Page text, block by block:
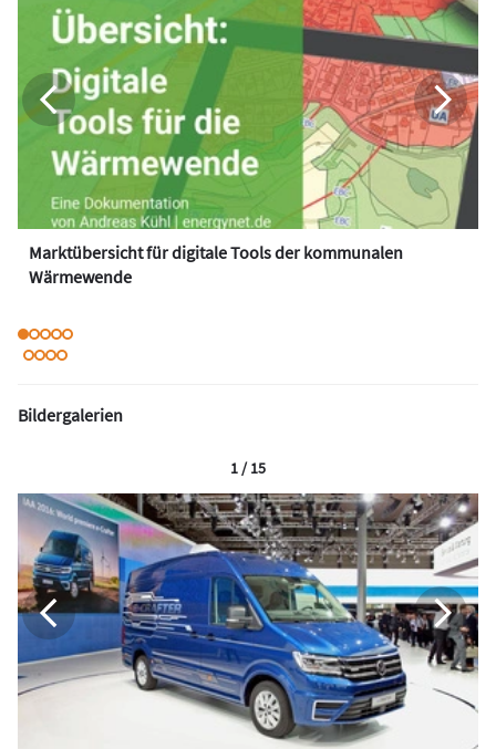
Marktübersicht für digitale Tools der kommunalen
Wärmewende
Bildergalerien
1 / 15